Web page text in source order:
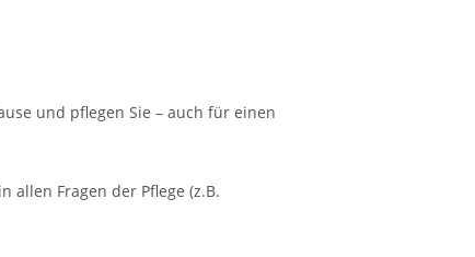
und pflegen Sie – auch für einen
allen Fragen der Pflege (z.B.